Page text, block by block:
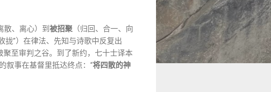
散、离心）到 被招聚（归回、合一、向
拢”）在律法、先知与诗歌中反复出
至审判之谷。到了新约，七十士译本
叙事在基督里抵达终点：“将四散的神